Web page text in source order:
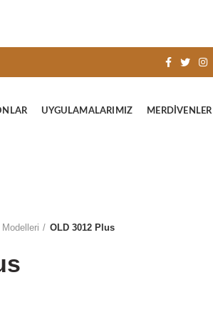
UYGULAMALARIMIZ MERDIVENLER
OLD 3012 Plus